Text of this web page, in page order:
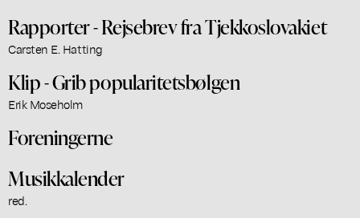
Rapporter - Rejsebrev fra Tjekkoslovakiet
Carsten E. Hatting
Klip - Grib popularitetsbølgen
Erik Moseholm
Foreningerne
Musikkalender
red.